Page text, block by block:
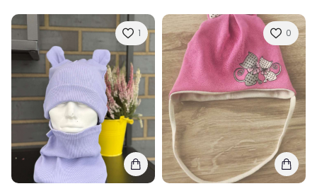
1 0